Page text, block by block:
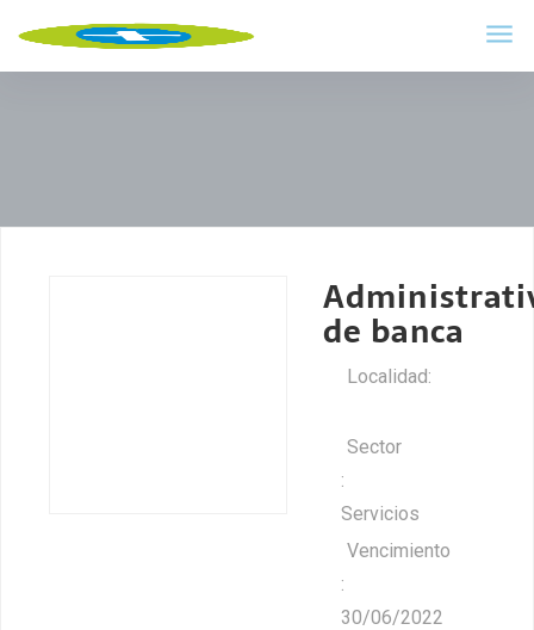
de banca
Localidad:
Sector
:
Servicios
Vencimiento
:
30/06/2022